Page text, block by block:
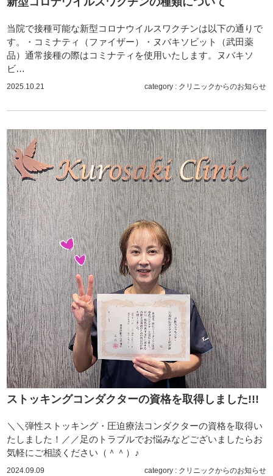
当院で接種可能な新型コロナウイルスワクチンは以下の通りで
す。・コミナティ（ファイザー）・ヌバキソビット（武田薬
品）通常接種の際はコミナティを使用いたします。ヌバキソ
ビ…
2025.10.21 category : クリニックからのお知らせ
ストッキングコンダクターの資格を取得しました!!!
＼＼弾性ストッキング・圧迫療法コンダクターの資格を取得い
たしました！／／足のトラブルでお悩みなどございましたらお
気軽にご相談ください（＾＾）♪
2024.09.09 category : クリニックからのお知らせ